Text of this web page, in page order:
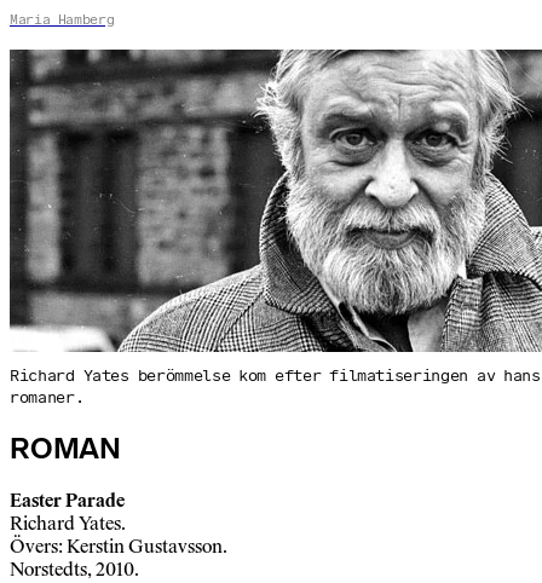
Maria Hamberg
Richard Yates berömmelse kom efter filmatiseringen av hans
romaner.
ROMAN
Easter Parade
Richard Yates.
Övers: Kerstin Gustavsson.
Norstedts, 2010.